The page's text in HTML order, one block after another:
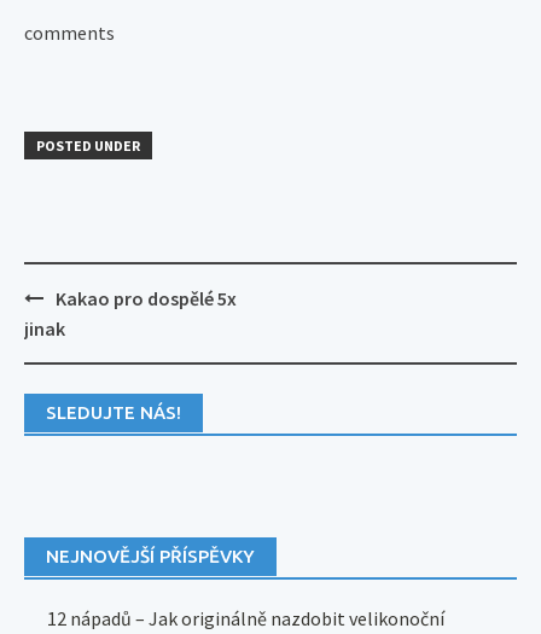
comments
POSTED UNDER
Post
navigation
Kakao pro dospělé 5x
jinak
SLEDUJTE NÁS!
NEJNOVĚJŠÍ PŘÍSPĚVKY
12 nápadů – Jak originálně nazdobit velikonoční